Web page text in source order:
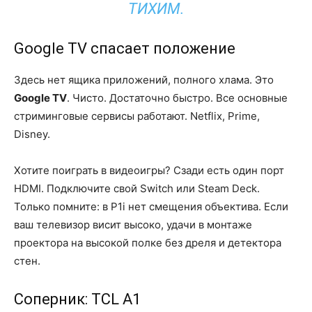
ТИХИМ.
Google TV спасает положение
Здесь нет ящика приложений, полного хлама. Это
Google TV. Чисто. Достаточно быстро. Все основные
стриминговые сервисы работают. Netflix, Prime,
Disney.
Хотите поиграть в видеоигры? Сзади есть один порт
HDMI. Подключите свой Switch или Steam Deck.
Только помните: в P1i нет смещения объектива. Если
ваш телевизор висит высоко, удачи в монтаже
проектора на высокой полке без дреля и детектора
стен.
Соперник: TCL A1